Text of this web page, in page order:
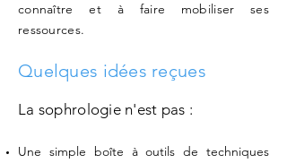
connaître et à faire mobiliser ses
ressources.
Quelques idées reçues
La sophrologie n'est pas :
Une simple boîte à outilsde techniques